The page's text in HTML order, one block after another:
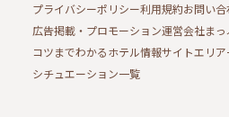
プライバシーポリシー利用規約お問い
広告掲載・プロモーション運営会社ま
コツまでわかるホテル情報サイトエリア
シチュエーション一覧